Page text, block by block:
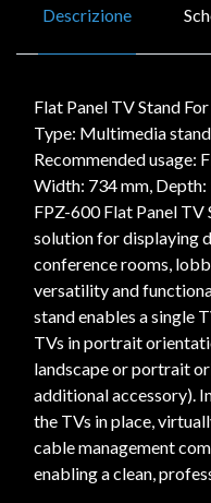
Descrizione
Flat Panel TV Stand
Type: Multimedia
Recommended usage:
Width: 734 mm,
FPZ-600 Flat Panel TV
solution for displaying
conference rooms,
versatility and
stand enables a single
TVs in portrait
landscape or portrait
additional accessory).
the TVs in place,
cable management
enabling a clean,